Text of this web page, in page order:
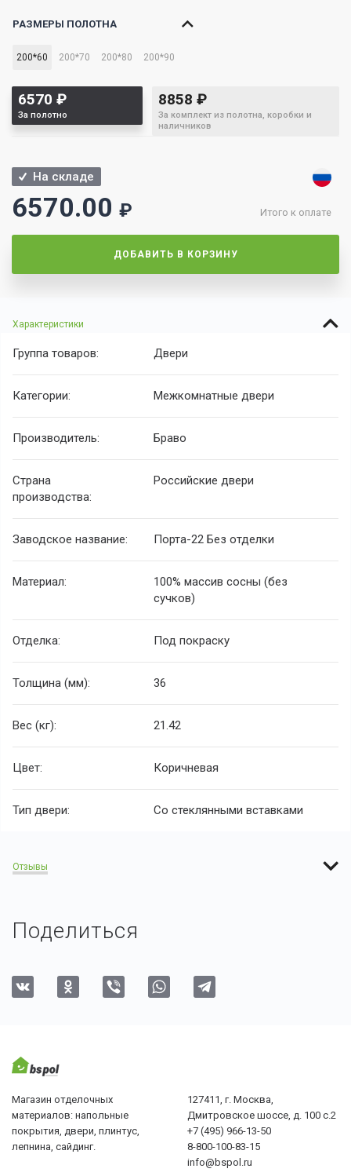
РАЗМЕРЫ ПОЛОТНА
200*60 200*70 200*80 200*90
6570 ₽
За полотно
8858 ₽
За комплект из полотна, коробки и
наличников
На складе
Итого к оплате
6570.00 ₽
ДОБАВИТЬ В КОРЗИНУ
Характеристики
Группа товаров: Двери
Категории: Межкомнатные двери
Производитель: Браво
Страна
производства:
Российские двери
Заводское название: Порта-22 Без отделки
Материал:
100% массив сосны (без
сучков)
Отделка: Под покраску
Толщина (мм): 36
Вес (кг): 21.42
Цвет: Коричневая
Тип двери: Со стеклянными вставками
Отзывы
Поделиться
Магазин отделочных
материалов: напольные
покрытия, двери, плинтус,
лепнина, сайдинг.
127411, г. Москва,
Дмитровское шоссе, д. 100 с.2
+7 (495) 966-13-50
8-800-100-83-15
info@bspol.ru